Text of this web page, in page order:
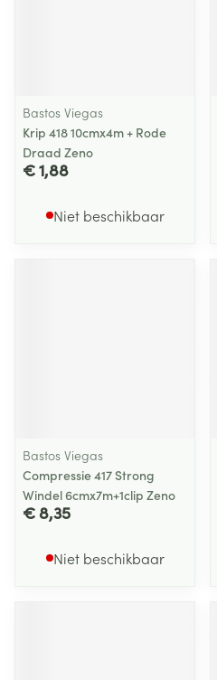
Bastos Viegas
Krip 418 10cmx4m + Rode
Draad Zeno
€ 1,88
Niet beschikbaar
Bastos Viegas
Compressie 417 Strong
Windel 6cmx7m+1clip Zeno
€ 8,35
Niet beschikbaar